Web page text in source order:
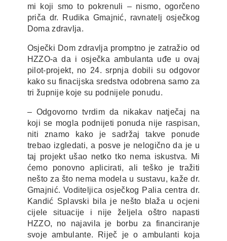
mi koji smo to pokrenuli – nismo, ogorčeno
priča dr. Rudika Gmajnić, ravnatelj osječkog
Doma zdravlja.
Osječki Dom zdravlja promptno je zatražio od
HZZO-a da i osječka ambulanta uđe u ovaj
pilot-projekt, no 24. srpnja dobili su odgovor
kako su finacijska sredstva odobrena samo za
tri župnije koje su podnijele ponudu.
– Odgovorno tvrdim da nikakav natječaj na
koji se mogla podnijeti ponuda nije raspisan,
niti znamo kako je sadržaj takve ponude
trebao izgledati, a posve je nelogično da je u
taj projekt ušao netko tko nema iskustva. Mi
ćemo ponovno aplicirati, ali teško je tražiti
nešto za što nema modela u sustavu, kaže dr.
Gmajnić. Voditeljica osječkog Palia centra dr.
Kandić Splavski bila je nešto blaža u ocjeni
cijele situacije i nije željela oštro napasti
HZZO, no najavila je borbu za financiranje
svoje ambulante. Riječ je o ambulanti koja